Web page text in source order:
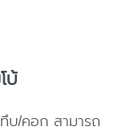
บ้
บ/คอก สามารถ